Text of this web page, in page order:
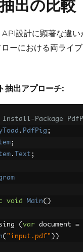
出の比較
設計に顕著な違い
ーにおける両ライ
抽出アプローチ:
Package
. PdfPig ;
;
. Text ;
void Main()
using
( var document =
( "input.pdf" ))